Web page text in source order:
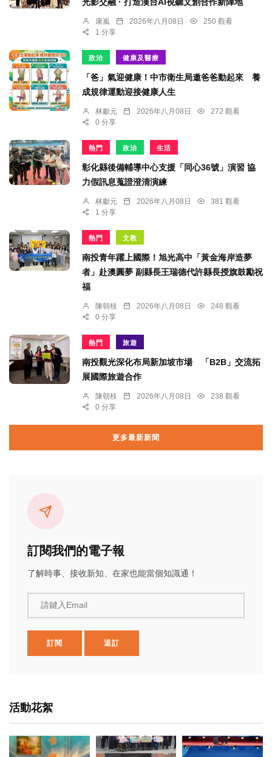
光影交融 · 打造漢台AI視聽文創合作新陣地
康嵐 2026年八月08日
250 觀看
1 分享
政治 健康及醫療
「爸」氣迎健康！中市衛生局邀爸爸動起來 養
成規律運動迎接健康人生
林獻元 2026年八月08日
272 觀看
0 分享
熱門 政治 生活
彰化縣後備輔導中心支援「同心36號」演習 協
力假訊息蒐證澄清演練
林獻元 2026年八月08日
381 觀看
1 分享
熱門 文教
南投青年躍上國際！旭光高中「黃金海岸造夢
者」赴澳圓夢 副縣長王瑞德代許縣長授旗鼓勵祝
福
陳朝枝 2026年八月08日
248 觀看
0 分享
熱門 旅遊
南投觀光深化布局新加坡市場 「B2B」交流拓
展國際旅遊合作
陳朝枝 2026年八月08日
238 觀看
0 分享
更多最新新聞
訂閱我們的電子報
了解時事、接收新知、在家也能當個知識通！
請鍵入Email
訂閱 退訂
活動花絮